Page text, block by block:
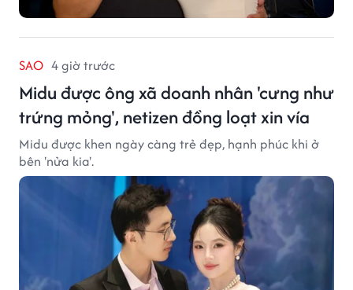
SAO 4 giờ trước
Midu được ông xã doanh nhân 'cưng như
trứng mỏng', netizen đồng loạt xin vía
Midu được khen ngày càng trẻ đẹp, hạnh phúc khi ở
bên 'nửa kia'.